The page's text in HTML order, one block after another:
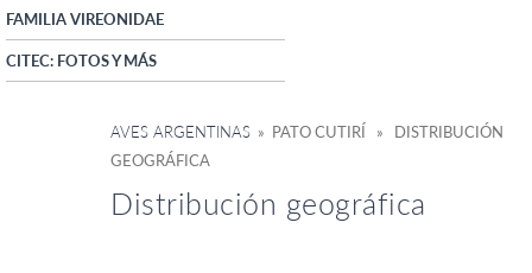
FAMILIA VIREONIDAE
CITEC: FOTOS Y MÁS
AVES ARGENTINAS » PATO CUTIRÍ » DISTRIBUCIÓN
GEOGRÁFICA
Distribución geográfica